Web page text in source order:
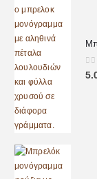
0